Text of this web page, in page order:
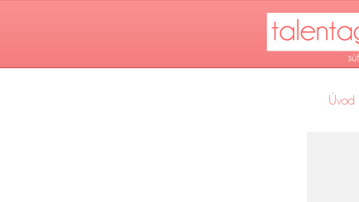
Úvod